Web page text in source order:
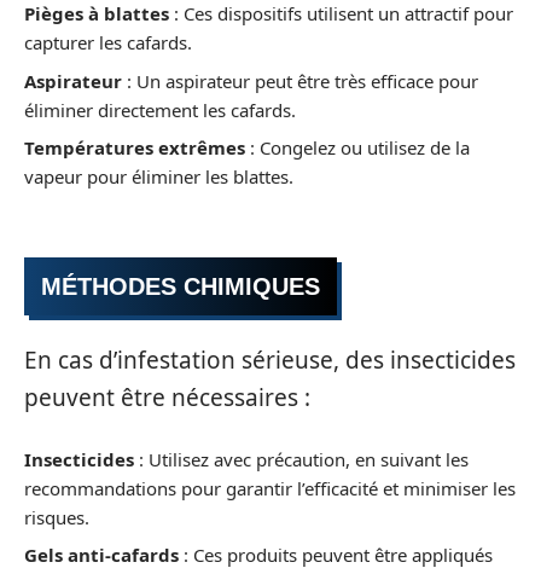
Pièges à blattes : Ces dispositifs utilisent un attractif pour
capturer les cafards.
Aspirateur : Un aspirateur peut être très efficace pour
éliminer directement les cafards.
Températures extrêmes : Congelez ou utilisez de la
vapeur pour éliminer les blattes.
MÉTHODES CHIMIQUES
En cas d’infestation sérieuse, des insecticides
peuvent être nécessaires :
Insecticides : Utilisez avec précaution, en suivant les
recommandations pour garantir l’efficacité et minimiser les
risques.
Gels anti-cafards : Ces produits peuvent être appliqués